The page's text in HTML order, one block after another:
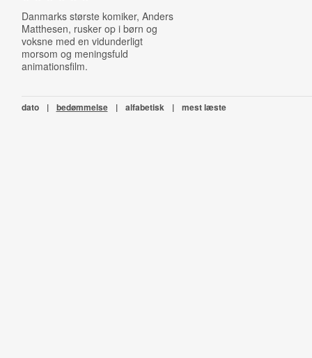
Danmarks største komiker, Anders
Matthesen, rusker op i børn og
voksne med en vidunderligt
morsom og meningsfuld
animationsfilm.
dato | bedømmelse | alfabetisk | mest læste